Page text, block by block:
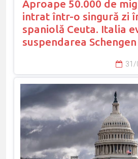
Aproape 50.000 de
intrat într-o singură zi
spaniolă Ceuta. Italia
suspendarea Schengen
31/